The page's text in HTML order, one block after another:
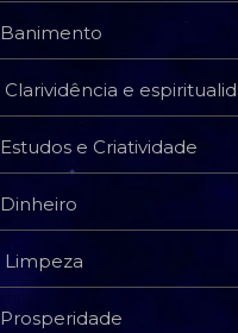
Banimento
Clarividência e
Estudos e Criatividade
Dinheiro
Limpeza
Prosperidade